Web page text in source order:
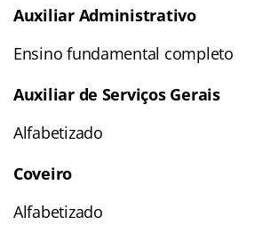
Auxiliar Administrativo
Ensino fundamental completo
Auxiliar de Serviços Gerais
Alfabetizado
Coveiro
Alfabetizado